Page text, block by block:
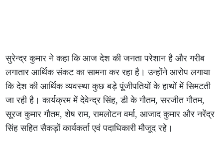
सुरेन्द्र कुमार ने कहा कि आज देश की जनता परेशान है और गरीब
लगातार आर्थिक संकट का सामना कर रहा है। उन्होंने आरोप लगाया
कि देश की आर्थिक व्यवस्था कुछ बड़े पूंजीपतियों के हाथों में सिमटती
जा रही है। कार्यक्रम में देवेन्द्र सिंह, डी के गौतम, सरजीत गौतम,
सूरज कुमार गौतम, शेष राम, रामलोटन वर्मा, आजाद कुमार और नरेंद्र
सिंह सहित सैकड़ों कार्यकर्ता एवं पदाधिकारी मौजूद रहे।